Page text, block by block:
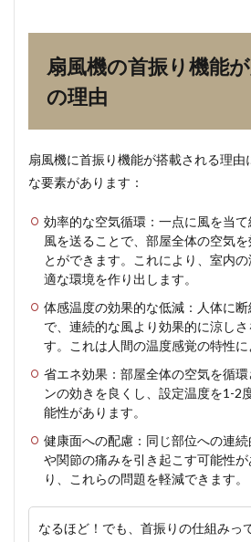
り機
能が
必要
な4
2
首振
能の
仕組
みと
効果
1. メ
カニ
ズム
説
2.2
気循
環へ
の影
3
扇風機の首振り機能
の理由
扇風機に首振り機能が搭載される理
な要素があります：
効率的な空気循環：一点に風を当
風を送ることで、部屋全体の空気
とができます。これにより、室内
適な環境を作り出します。
体感温度の効果的な低減：人体に
で、連続的な風より効果的に涼し
す。これは人間の温度感覚の特性に
省エネ効果：部屋全体の空気を循
ンの効きを良くし、設定温度を1-2
能性があります。
健康面への配慮：同じ部位への連
や関節の痛みを引き起こす可能性
り、これらの問題を軽減できます。
なるほど！でも、首振りの仕組みっ